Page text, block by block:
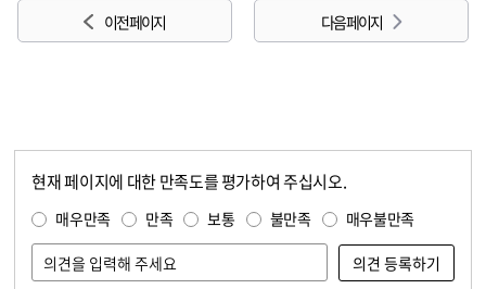
이전 페이지 다음 페이지
현재 페이지에 대한 만족도를 평가하여 주십시오.
매우만족 만족 보통 불만족 매우불만족